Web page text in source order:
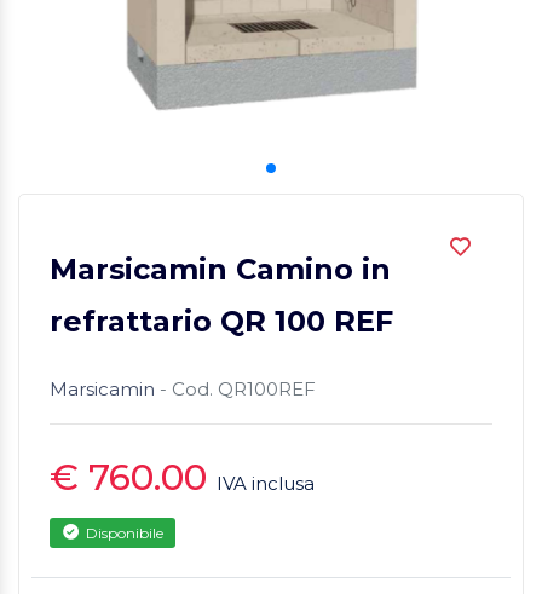
Marsicamin Camino in
refrattario QR 100 REF
Marsicamin - Cod. QR100REF
€ 760.00 IVA inclusa
Disponibile